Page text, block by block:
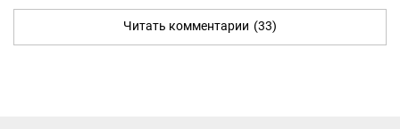
Читать комментарии (33)